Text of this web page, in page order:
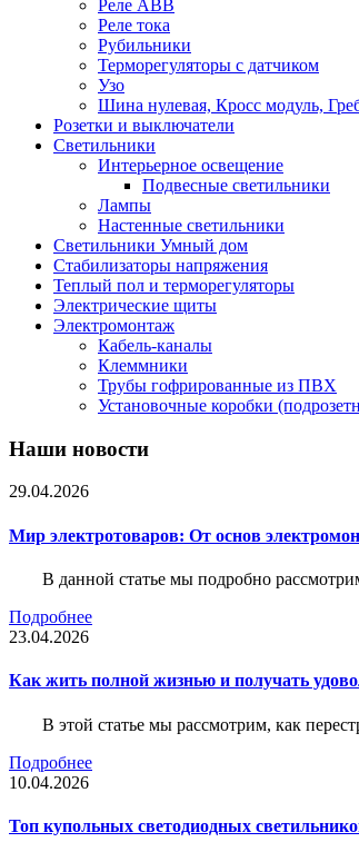
Реле ABB
Реле тока
Рубильники
Терморегуляторы с датчиком
Узо
Шина нулевая, Кросс модуль,
Розетки и выключатели
Светильники
Интерьерное освещение
Подвесные светильники
Лампы
Настенные светильники
Светильники Умный дом
Стабилизаторы напряжения
Теплый пол и терморегуляторы
Электрические щиты
Электромонтаж
Кабель-каналы
Клеммники
Трубы гофрированные из ПВХ
Установочные коробки
Наши новости
29.04.2026
Мир электротоваров: От основ
В данной статье мы подробно
Подробнее
23.04.2026
Как жить полной жизнью и получать
В этой статье мы рассмотрим, как
Подробнее
10.04.2026
Топ купольных светодиодных